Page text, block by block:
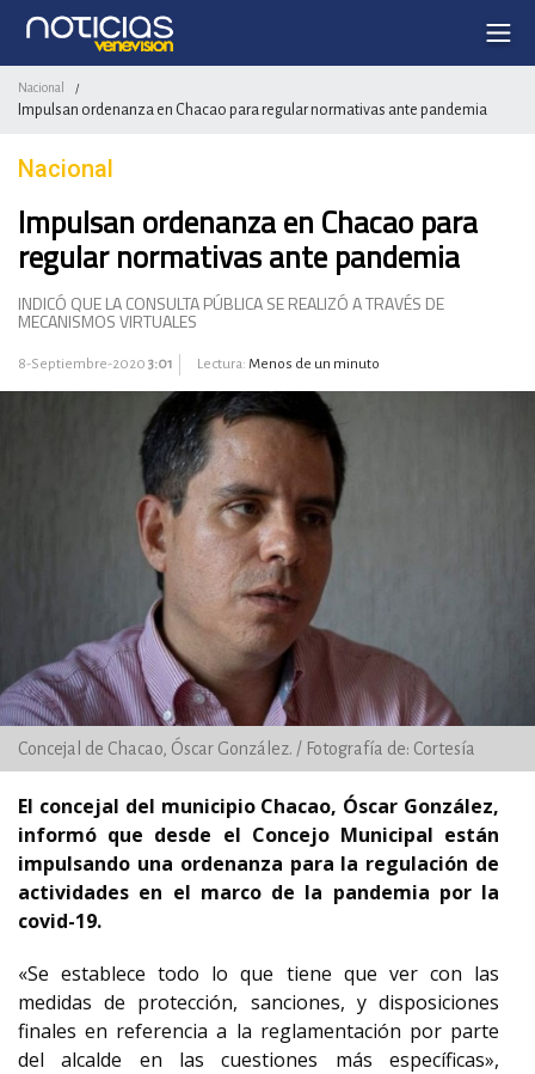
Nacional /
Impulsan ordenanza en Chacao para regular normativas ante pandemia
Nacional
Impulsan ordenanza en Chacao para
regular normativas ante pandemia
INDICÓ QUE LA CONSULTA PÚBLICA SE REALIZÓ A TRAVÉS DE
MECANISMOS VIRTUALES
8-Septiembre-2020 3:01 Lectura: Menos de un minuto
Concejal de Chacao, Óscar González. / Fotografía de: Cortesía
El concejal del municipio Chacao, Óscar González,
informó que desde el Concejo Municipal están
impulsando una ordenanza para la regulación de
actividades en el marco de la pandemia por la
covid-19.
«Se establece todo lo que tiene que ver con las
medidas de protección, sanciones, y disposiciones
finales en referencia a la reglamentación por parte
del alcalde en las cuestiones más específicas»,